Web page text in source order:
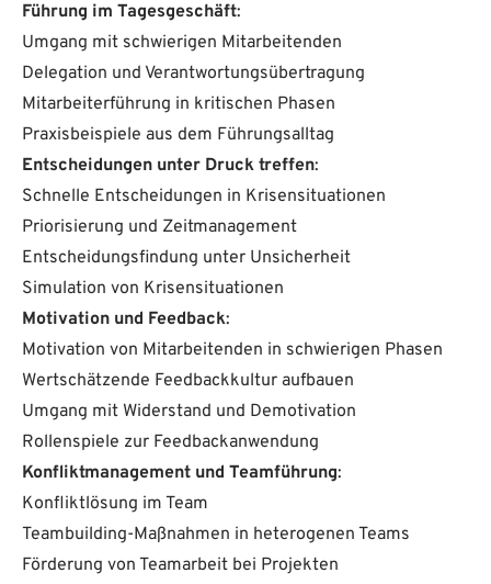
Führung im Tagesgeschäft:
Umgang mit schwierigen Mitarbeitenden
Delegation und Verantwortungsübertragung
Mitarbeiterführung in kritischen Phasen
Praxisbeispiele aus dem Führungsalltag
Entscheidungen unter Druck treffen:
Schnelle Entscheidungen in Krisensituationen
Priorisierung und Zeitmanagement
Entscheidungsfindung unter Unsicherheit
Simulation von Krisensituationen
Motivation und Feedback:
Motivation von Mitarbeitenden in schwierigen Phasen
Wertschätzende Feedbackkultur aufbauen
Umgang mit Widerstand und Demotivation
Rollenspiele zur Feedbackanwendung
Konfliktmanagement und Teamführung:
Konfliktlösung im Team
Teambuilding-Maßnahmen in heterogenen Teams
Förderung von Teamarbeit bei Projekten